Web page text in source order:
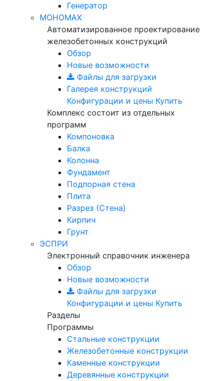
Генератор
МОНОМАХ
Автоматизированное проектирование
железобетонных конструкций
Обзор
Новые возможности
Файлы для загрузки
Галерея конструкций
Конфигурации и цены Купить
Комплекс состоит из отдельных
программ
Компоновка
Балка
Колонна
Фундамент
Подпорная стена
Плита
Разрез (Стена)
Кирпич
Грунт
ЭСПРИ
Электронный справочник инженера
Обзор
Новые возможности
Файлы для загрузки
Конфигурации и цены Купить
Разделы
Программы
Стальные конструкции
Железобетонные конструкции
Каменные конструкции
Деревянные конструкции